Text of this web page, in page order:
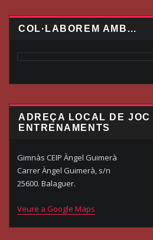
COL·LABOREM AMB…
ADREÇA LOCAL DE JOC I
ENTRENAMENTS
Gimnàs CEIP Àngel Guimerà
Carrer Àngel Guimerà, s/n
25600. Balaguer.
Veure a Google Maps